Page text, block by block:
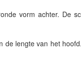
vorm achter. De
de lengte van het